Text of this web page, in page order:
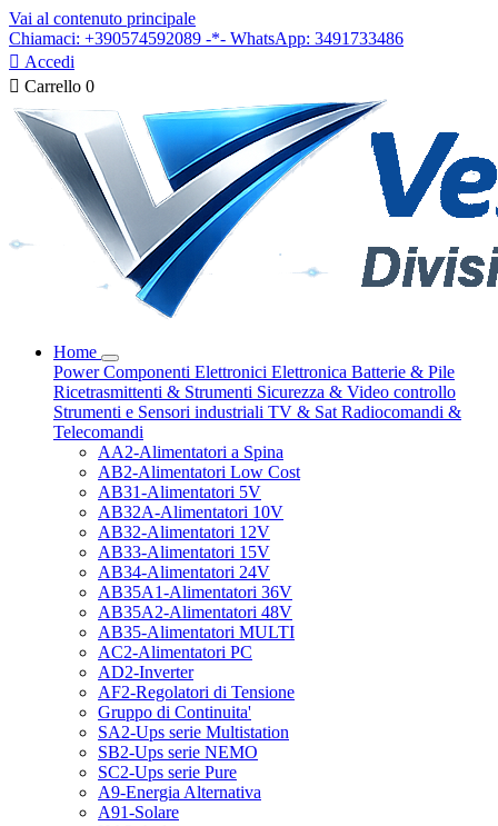
Vai al contenuto principale
Chiamaci: +390574592089 -*- WhatsApp: 3491733486
 Accedi
 Carrello 0
Home
PowerComponenti Elettronici Elettronica Batterie & Pile
Ricetrasmittenti & Strumenti Sicurezza & Video controllo
Strumenti e Sensori industriali TV & Sat Radiocomandi &
Telecomandi
AA2-Alimentatori a Spina
AB2-Alimentatori Low Cost
AB31-Alimentatori 5V
AB32A-Alimentatori 10V
AB32-Alimentatori 12V
AB33-Alimentatori 15V
AB34-Alimentatori 24V
AB35A1-Alimentatori 36V
AB35A2-Alimentatori 48V
AB35-Alimentatori MULTI
AC2-Alimentatori PC
AD2-Inverter
AF2-Regolatori di Tensione
Gruppo di Continuita'
SA2-Ups serie Multistation
SB2-Ups serie NEMO
SC2-Ups serie Pure
A9-Energia Alternativa
A91-Solare